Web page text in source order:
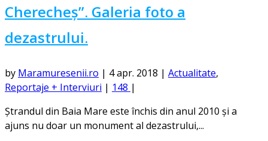
Cherecheș”. Galeria foto a
dezastrului.
by Maramuresenii.ro | 4 apr. 2018 | Actualitate,
Reportaje + Interviuri | 148 |
Ștrandul din Baia Mare este închis din anul 2010 și a
ajuns nu doar un monument al dezastrului,...